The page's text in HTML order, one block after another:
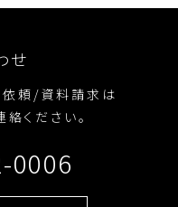
せ
依頼/資料請求は
ください。
0006